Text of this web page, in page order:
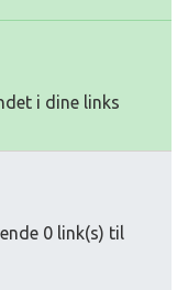
i dine links
0 link(s) til